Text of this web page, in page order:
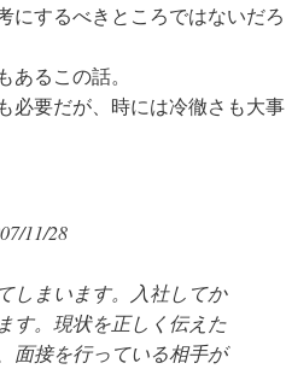
にするべきところではないだろ
るこの話。
必要だが、時には冷徹さも大事
11/28
しまいます。入社してか
す。現状を正しく伝えた
面接を行っている相手が